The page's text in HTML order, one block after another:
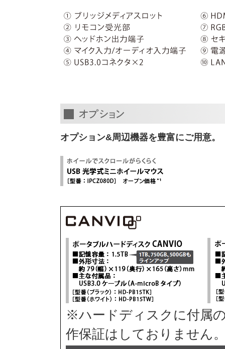
オプション&周辺機器を豊富にご用意。
※ハードディスクに付属
作保証はしておりません